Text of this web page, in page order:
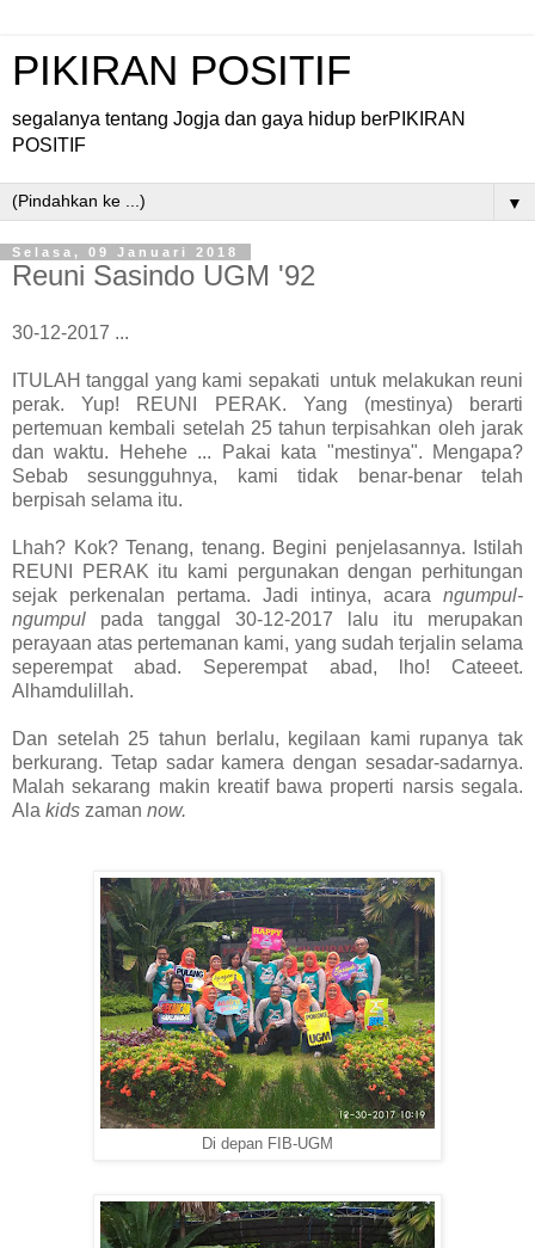
PIKIRAN POSITIF
segalanya tentang Jogja dan gaya hidup berPIKIRAN
POSITIF
▼
Selasa, 09 Januari 2018
Reuni Sasindo UGM '92
30-12-2017 ...
ITULAH tanggal yang kami sepakati untuk melakukan reuni
perak. Yup! REUNI PERAK. Yang (mestinya) berarti
pertemuan kembali setelah 25 tahun terpisahkan oleh jarak
dan waktu. Hehehe ... Pakai kata "mestinya". Mengapa?
Sebab sesungguhnya, kami tidak benar-benar telah
berpisah selama itu.
Lhah? Kok? Tenang, tenang. Begini penjelasannya. Istilah
REUNI PERAK itu kami pergunakan dengan perhitungan
sejak perkenalan pertama. Jadi intinya, acara ngumpul-
ngumpul pada tanggal 30-12-2017 lalu itu merupakan
perayaan atas pertemanan kami, yang sudah terjalin selama
seperempat abad. Seperempat abad, lho! Cateeet.
Alhamdulillah.
Dan setelah 25 tahun berlalu, kegilaan kami rupanya tak
berkurang. Tetap sadar kamera dengan sesadar-sadarnya.
Malah sekarang makin kreatif bawa properti narsis segala.
Ala kids zaman now.
Di depan FIB-UGM